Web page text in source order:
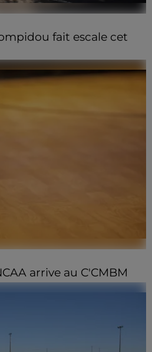
fait escale cet
arrive au C'CMBM